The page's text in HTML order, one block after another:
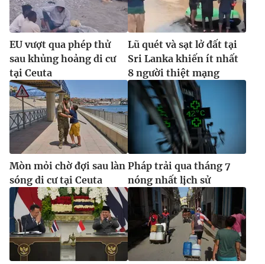
EU vượt qua phép thử
sau khủng hoảng di cư
tại Ceuta
Lũ quét và sạt lở đất tại
Sri Lanka khiến ít nhất
8 người thiệt mạng
Mòn mỏi chờ đợi sau làn
sóng di cư tại Ceuta
Pháp trải qua tháng 7
nóng nhất lịch sử